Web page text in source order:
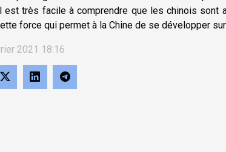
est très facile à comprendre que les chinois sont
force qui permet à la Chine de se développer
2021 18:16